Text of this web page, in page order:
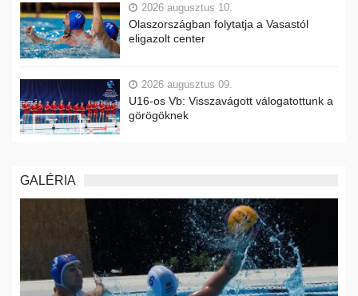
2026 augusztus 10.
Olaszországban folytatja a Vasastól
eligazolt center
2026 augusztus 09.
U16-os Vb: Visszavágott válogatottunk a
görögöknek
GALÉRIA